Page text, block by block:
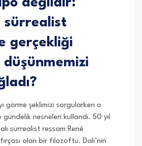
değildir:
sürrealist
gerçekliği
görme şeklimizi sorgularken o
nesneleri kullandı. 50 yıl
sürrealist ressam René
olan bir filozoftu. Dali’nin